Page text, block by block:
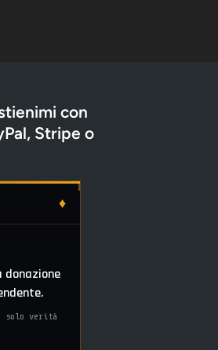
con
Stripe o
♦
donazione
solo verità